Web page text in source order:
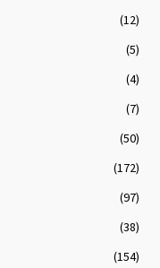
(12)
(5)
(4)
(7)
(50)
(172)
(97)
(38)
(154)